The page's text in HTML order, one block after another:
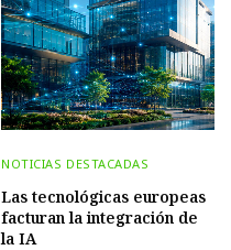
NOTICIAS DESTACADAS
Las tecnológicas europeas
facturan la integración de
la IA